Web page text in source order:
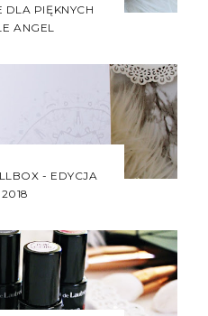
DLA PIĘKNYCH
ANGEL
- EDYCJA